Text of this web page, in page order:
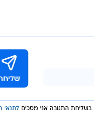
בשליחת התגובה אני מסכים לתנאי